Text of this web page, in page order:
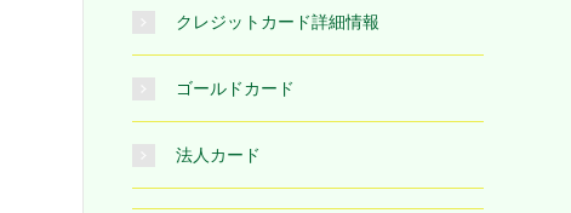
クレジットカード詳細情報
ゴールドカード
法人カード